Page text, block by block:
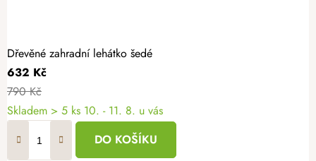
Dřevěné zahradní lehátko šedé
632 Kč
790 Kč
Skladem > 5 ks 10. - 11. 8. u vás
DO KOŠÍKU